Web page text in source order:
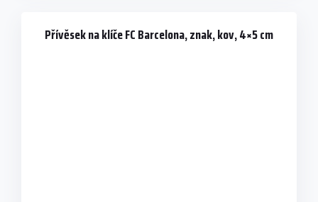
Přívěsek na klíče FC Barcelona, znak, kov, 4×5 cm